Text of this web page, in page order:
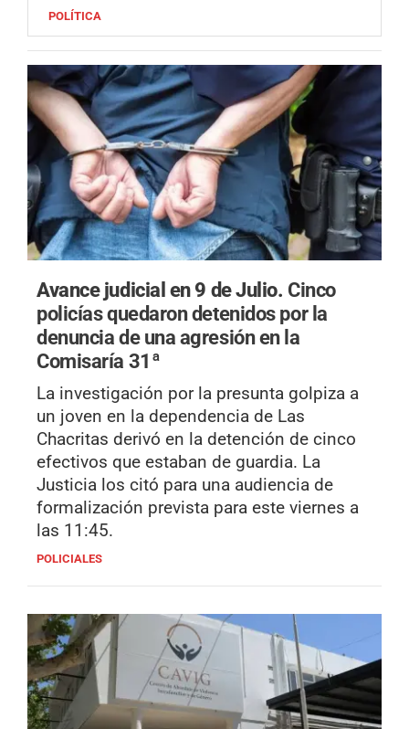
POLÍTICA
Avance judicial en 9 de Julio. Cinco
policías quedaron detenidos por la
denuncia de una agresión en la
Comisaría 31ª
La investigación por la presunta golpiza a
un joven en la dependencia de Las
Chacritas derivó en la detención de cinco
efectivos que estaban de guardia. La
Justicia los citó para una audiencia de
formalización prevista para este viernes a
las 11:45.
POLICIALES